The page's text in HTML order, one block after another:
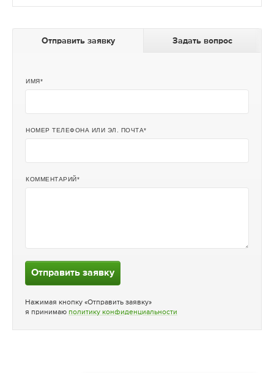
Отправить заявку Задать вопрос
ИМЯ
НОМЕР ТЕЛЕФОНА ИЛИ ЭЛ. ПОЧТА
КОММЕНТАРИЙ
Отправить заявку
Нажимая кнопку «Отправить заявку»
я принимаю политику конфиденциальности